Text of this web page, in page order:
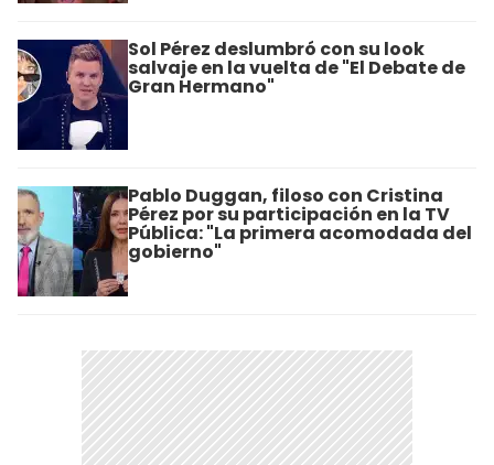
Sol Pérez deslumbró con su look
salvaje en la vuelta de "El Debate de
Gran Hermano"
Pablo Duggan, filoso con Cristina
Pérez por su participación en la TV
Pública: "La primera acomodada del
gobierno"